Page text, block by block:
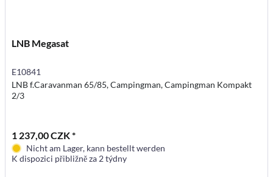
LNB Megasat
E10841
LNB f.Caravanman 65/85, Campingman, Campingman Kompakt
2/3
1 237,00 CZK *
Nicht am Lager, kann bestellt werden
K dispozici přibližně za 2 týdny